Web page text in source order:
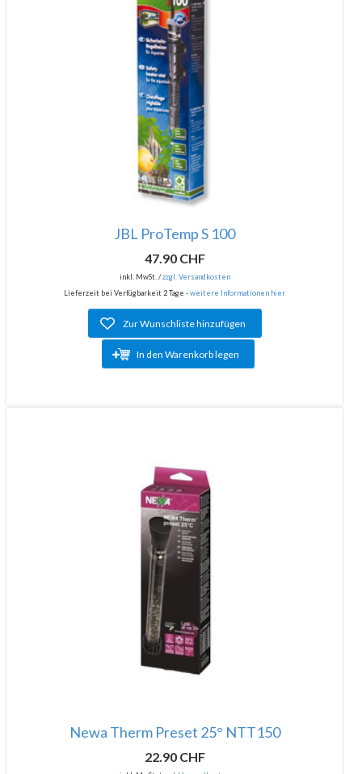
JBL ProTemp S 100
47.90 CHF
inkl. MwSt. /zzgl. Versandkosten
Lieferzeit bei Verfügbarkeit 2 Tage -weitere Informationen hier
Zur Wunschliste hinzufügen
In den Warenkorb legen
Newa Therm Preset 25° NTT150
22.90 CHF